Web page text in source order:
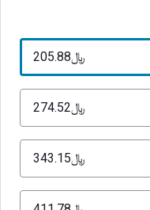
﷼‎205.88
﷼‎274.52
﷼‎343.15